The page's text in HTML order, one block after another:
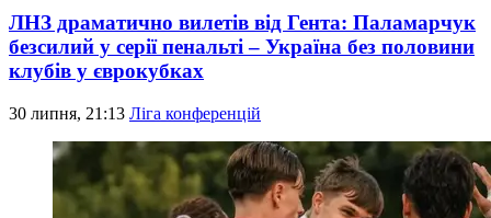
ЛНЗ драматично вилетів від Гента: Паламарчук
безсилий у серії пенальті – Україна без половини
клубів у єврокубках
30 липня, 21:13 Ліга конференцій